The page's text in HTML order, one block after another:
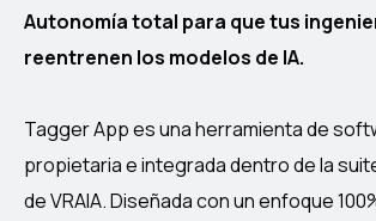
Autonomía total para que tus
reentrenen los modelos de IA.
Tagger App es una herramienta de
propietaria e integrada dentro de la
de VRAIA. Diseñada con un enfoque